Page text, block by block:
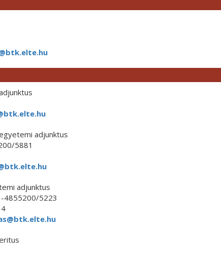
adjunktus
5881
adjunktus
4855200/5223